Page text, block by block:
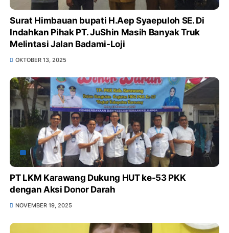
Surat Himbauan bupati H.Aep Syaepuloh SE. Di
Indahkan Pihak PT. JuShin Masih Banyak Truk
Melintasi Jalan Badami-Loji
OKTOBER 13, 2025
PT LKM Karawang Dukung HUT ke-53 PKK
dengan Aksi Donor Darah
NOVEMBER 19, 2025